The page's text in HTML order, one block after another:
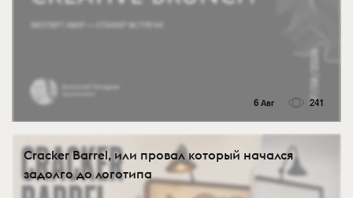
6 Авг 241
Cracker Barrel, или провал который начался
задолго до логотипа